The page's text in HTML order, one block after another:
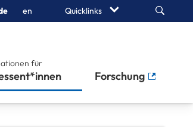
en Quicklinks Search
für
Forschung